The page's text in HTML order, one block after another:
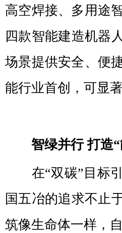
高空焊接、多用途
四款智能建造机器
场景提供安全、便
能行业首创，可显
智绿并行 打造“
在“双碳”目标引
国五冶的追求不止
筑像生命体一样，